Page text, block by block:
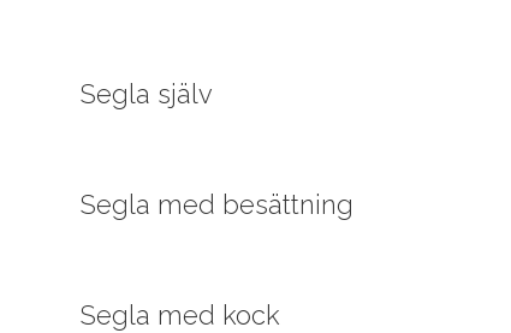
Segla själv
Segla med besättning
Segla med kock